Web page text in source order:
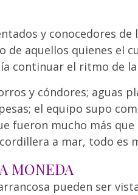
y conocedores de
de aquellos quienes el
continuar el ritmo de la
y cóndores; aguas
el equipo supo
fueron mucho más
a mar, todo es
MONEDA
pueden ser